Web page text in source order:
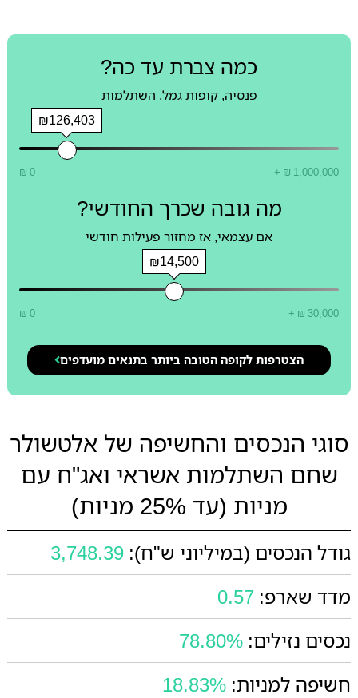
כמה צברת עד כה?
פנסיה, קופות גמל, השתלמות
₪126,403
₪ 0 + ₪ 1,000,000
מה גובה שכרך החודשי?
אם עצמאי, אז מחזור פעילות חודשי
₪14,500
₪ 0 + ₪ 30,000
הצטרפות לקופה הטובה ביותר בתנאים מועדפים
סוגי הנכסים והחשיפה של אלטשולר
שחם השתלמות אשראי ואג"ח עם
מניות (עד 25% מניות)
גודל הנכסים (במיליוני ש"ח): 3,748.39
מדד שארפ: 0.57
נכסים נזילים: 78.80%
חשיפה למניות: 18.83%